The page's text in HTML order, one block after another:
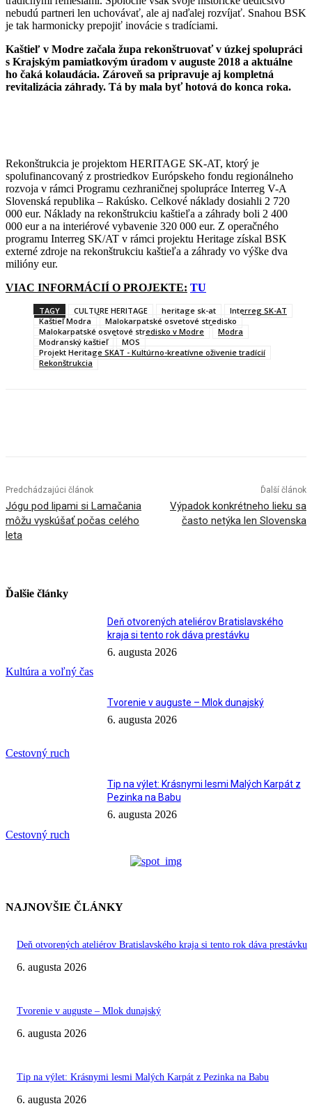
nebudú partneri len uchovávať, ale aj naďalej rozvíjať. Snahou BSK
je tak harmonicky prepojiť inovácie s tradíciami.
Kaštieľ v Modre začala župa rekonštruovať v úzkej spolupráci
s Krajským pamiatkovým úradom v auguste 2018 a aktuálne
ho čaká kolaudácia. Zároveň sa pripravuje aj kompletná
revitalizácia záhrady. Tá by mala byť hotová do konca roka.
Rekonštrukcia je projektom HERITAGE SK-AT, ktorý je
spolufinancovaný z prostriedkov Európskeho fondu regionálneho
rozvoja v rámci Programu cezhraničnej spolupráce Interreg V-A
Slovenská republika – Rakúsko. Celkové náklady dosiahli 2 720
000 eur. Náklady na rekonštrukciu kaštieľa a záhrady boli 2 400
000 eur a na interiérové vybavenie 320 000 eur. Z operačného
programu Interreg SK/AT v rámci projektu Heritage získal BSK
externé zdroje na rekonštrukciu kaštieľa a záhrady vo výške dva
milióny eur.
VIAC INFORMÁCIÍ O PROJEKTE: TU
TAGY CULTURE HERITAGE heritage sk-at
Interreg SK-AT
Kaštieľ Modra
Malokarpatské osvetové stredisko
Malokarpatské osvetové stredisko v Modre
Modra
Modranský kaštieľ
MOS
Projekt Heritage SKAT - Kultúrno-kreatívne oživenie tradícií
Rekonštrukcia
Predchádzajúci článok
Jógu pod lipami si Lamačania
môžu vyskúšať počas celého
leta
Ďalší článok
Výpadok konkrétneho lieku sa
často netýka len Slovenska
Ďalšie články
Kultúra a voľný čas
Deň otvorených ateliérov Bratislavského
kraja si tento rok dáva prestávku
6. augusta 2026
Cestovný ruch
Tvorenie v auguste – Mlok dunajský
6. augusta 2026
Cestovný ruch
Tip na výlet: Krásnymi lesmi Malých Karpát z
Pezinka na Babu
6. augusta 2026
NAJNOVŠIE ČLÁNKY
Deň otvorených ateliérov Bratislavského kraja si tento rok dáva prestávku
6. augusta 2026
Tvorenie v auguste – Mlok dunajský
6. augusta 2026
Tip na výlet: Krásnymi lesmi Malých Karpát z Pezinka na Babu
6. augusta 2026